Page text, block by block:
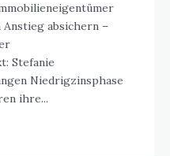
absichern –
ihre...